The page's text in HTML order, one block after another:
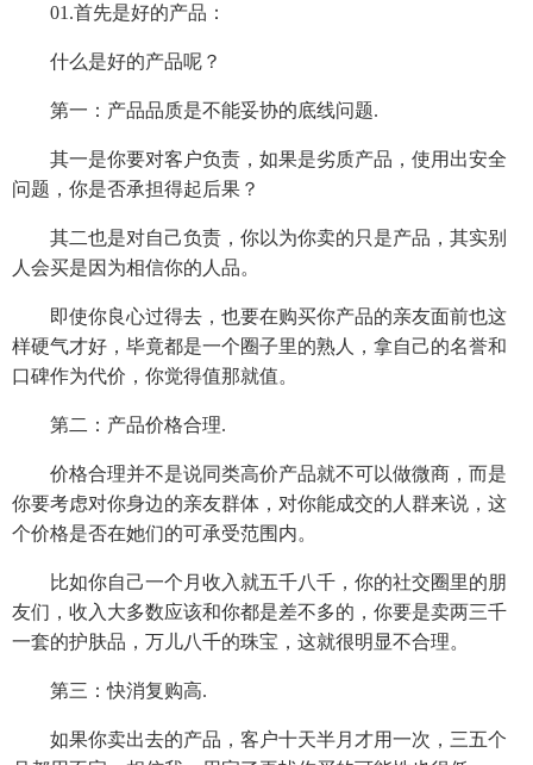
01.首先是好的产品：
什么是好的产品呢？
第一：产品品质是不能妥协的底线问题.
其一是你要对客户负责，如果是劣质产品，使用出安全
问题，你是否承担得起后果？
其二也是对自己负责，你以为你卖的只是产品，其实别
人会买是因为相信你的人品。
即使你良心过得去，也要在购买你产品的亲友面前也这
样硬气才好，毕竟都是一个圈子里的熟人，拿自己的名誉和
口碑作为代价，你觉得值那就值。
第二：产品价格合理.
价格合理并不是说同类高价产品就不可以做微商，而是
你要考虑对你身边的亲友群体，对你能成交的人群来说，这
个价格是否在她们的可承受范围内。
比如你自己一个月收入就五千八千，你的社交圈里的朋
友们，收入大多数应该和你都是差不多的，你要是卖两三千
一套的护肤品，万儿八千的珠宝，这就很明显不合理。
第三：快消复购高.
如果你卖出去的产品，客户十天半月才用一次，三五个